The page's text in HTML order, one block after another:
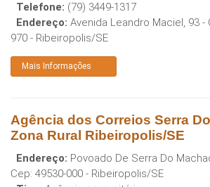
Telefone: (79) 3449-1317
Endereço: Avenida Leandro Maciel, 93 -
970 - Ribeiropolis/SE
Mais Informações
Agência dos Correios Serra
Zona Rural Ribeiropolis/SE
Endereço: Povoado De Serra Do
Cep: 49530-000 - Ribeiropolis/SE